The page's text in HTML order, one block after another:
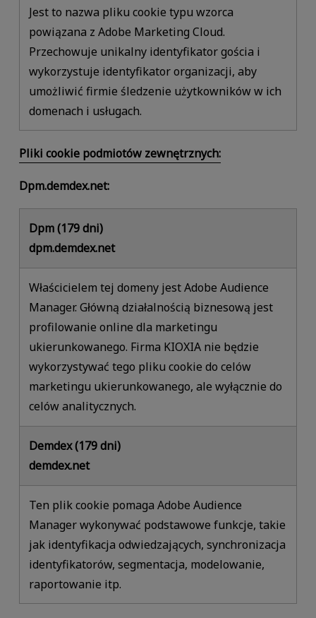
Jest to nazwa pliku cookie typu wzorca
powiązana z Adobe Marketing Cloud.
Przechowuje unikalny identyfikator gościa i
wykorzystuje identyfikator organizacji, aby
umożliwić firmie śledzenie użytkowników w ich
domenach i usługach.
Pliki cookie podmiotów zewnętrznych:
Dpm.demdex.net:
Dpm (179 dni)
dpm.demdex.net
Właścicielem tej domeny jest Adobe Audience
Manager. Główną działalnością biznesową jest
profilowanie online dla marketingu
ukierunkowanego. Firma KIOXIA nie będzie
wykorzystywać tego pliku cookie do celów
marketingu ukierunkowanego, ale wyłącznie do
celów analitycznych.
Demdex (179 dni)
demdex.net
Ten plik cookie pomaga Adobe Audience
Manager wykonywać podstawowe funkcje, takie
jak identyfikacja odwiedzających, synchronizacja
identyfikatorów, segmentacja, modelowanie,
raportowanie itp.